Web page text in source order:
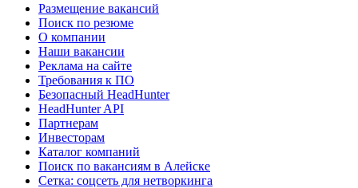
Размещение вакансий
Поиск по резюме
О компании
Наши вакансии
Реклама на сайте
Требования к ПО
Безопасный HeadHunter
HeadHunter API
Партнерам
Инвесторам
Каталог компаний
Поиск по вакансиям в Алейске
Сетка: соцсеть для нетворкинга